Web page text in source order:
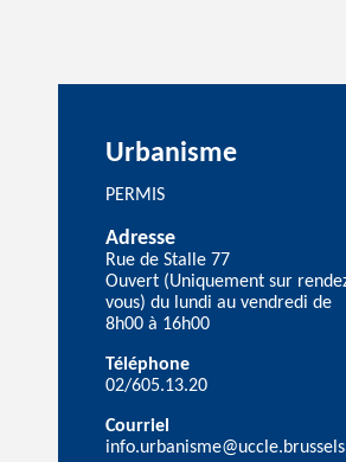
Urbanisme
PERMIS
Adresse
Rue de Stalle 77
Ouvert (Uniquement sur
vous) du lundi au vendredi de
8h00 à 16h00
Téléphone
02/605.13.20
Courriel
info.urbanisme@uccle.brussels